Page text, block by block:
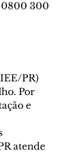
0800 300
PR)
Por
e
atende